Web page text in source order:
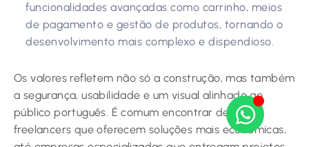
funcionalidades avançadas como carrinho, meios
de pagamento e gestão de produtos, tornando o
desenvolvimento mais complexo e dispendioso.
Os valores refletem não só a construção, mas também
a segurança, usabilidade e um visual alinhado ao
público português. É comum encontrar desde
freelancers que oferecem soluções mais económicas,